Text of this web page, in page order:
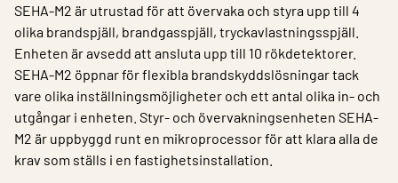
Kontakt
Choose languge
SEHA-M2 är utrustad för att övervaka och styra upp till 4
olika brandspjäll, brandgasspjäll, tryckavlastningsspjäll.
Enheten är avsedd att ansluta upp till 10 rökdetektorer.
SEHA-M2 öppnar för flexibla brandskyddslösningar tack
vare olika inställningsmöjligheter och ett antal olika in- och
utgångar i enheten. Styr- och övervakningsenheten SEHA-
M2 är uppbyggd runt en mikroprocessor för att klara alla de
krav som ställs i en fastighetsinstallation.